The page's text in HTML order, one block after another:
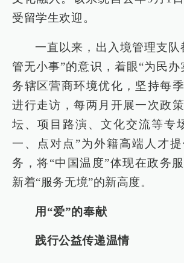
受留学生欢迎。
一直以来，出入境管理支队
管无小事”的意识，着眼“为民办
务辖区营商环境优化，坚持每
进行走访，每两月开展一次政
坛、项目路演、文化交流等专
一、点对点”为外籍高端人才
务，将“中国温度”体现在政务
新着“服务无境”的新高度。
用“爱”的奉献
践行公益传递温情